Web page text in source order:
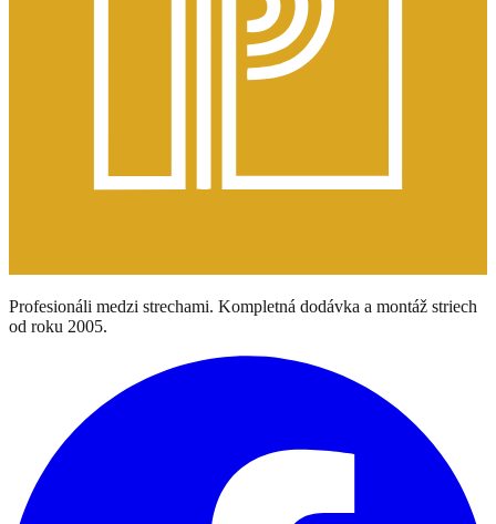
Profesionáli medzi strechami. Kompletná dodávka a montáž striech
od roku 2005.